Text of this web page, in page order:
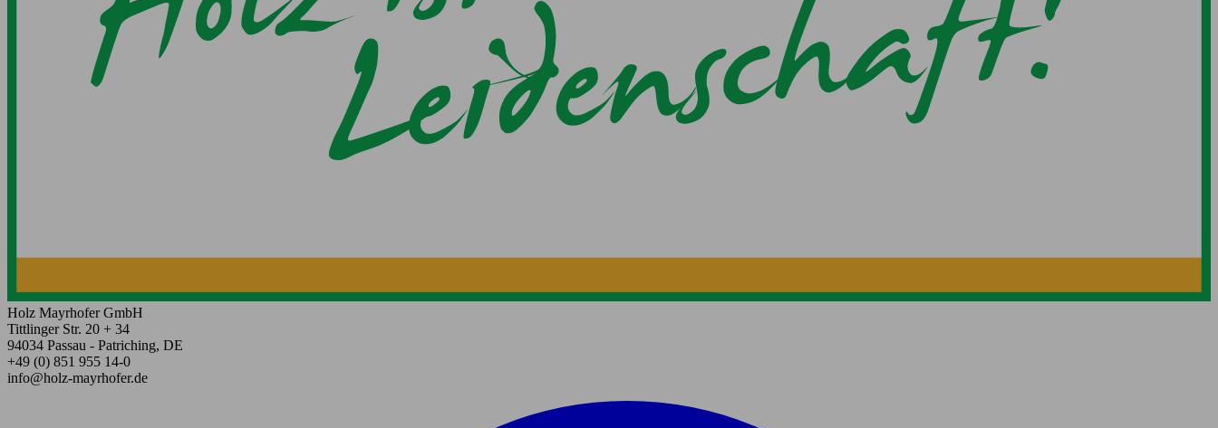
Holz Mayrhofer GmbH
Tittlinger Str. 20 + 34
94034 Passau - Patriching, DE
+49 (0) 851 955 14-0
info@holz-mayrhofer.de